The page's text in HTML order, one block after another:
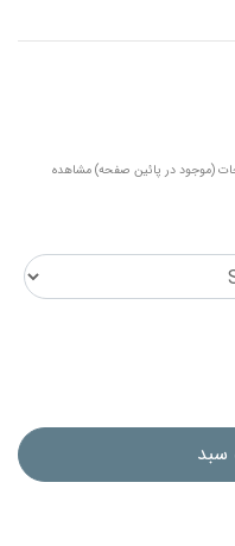
(موجود در پائین صفحه) مشاهده
سبد